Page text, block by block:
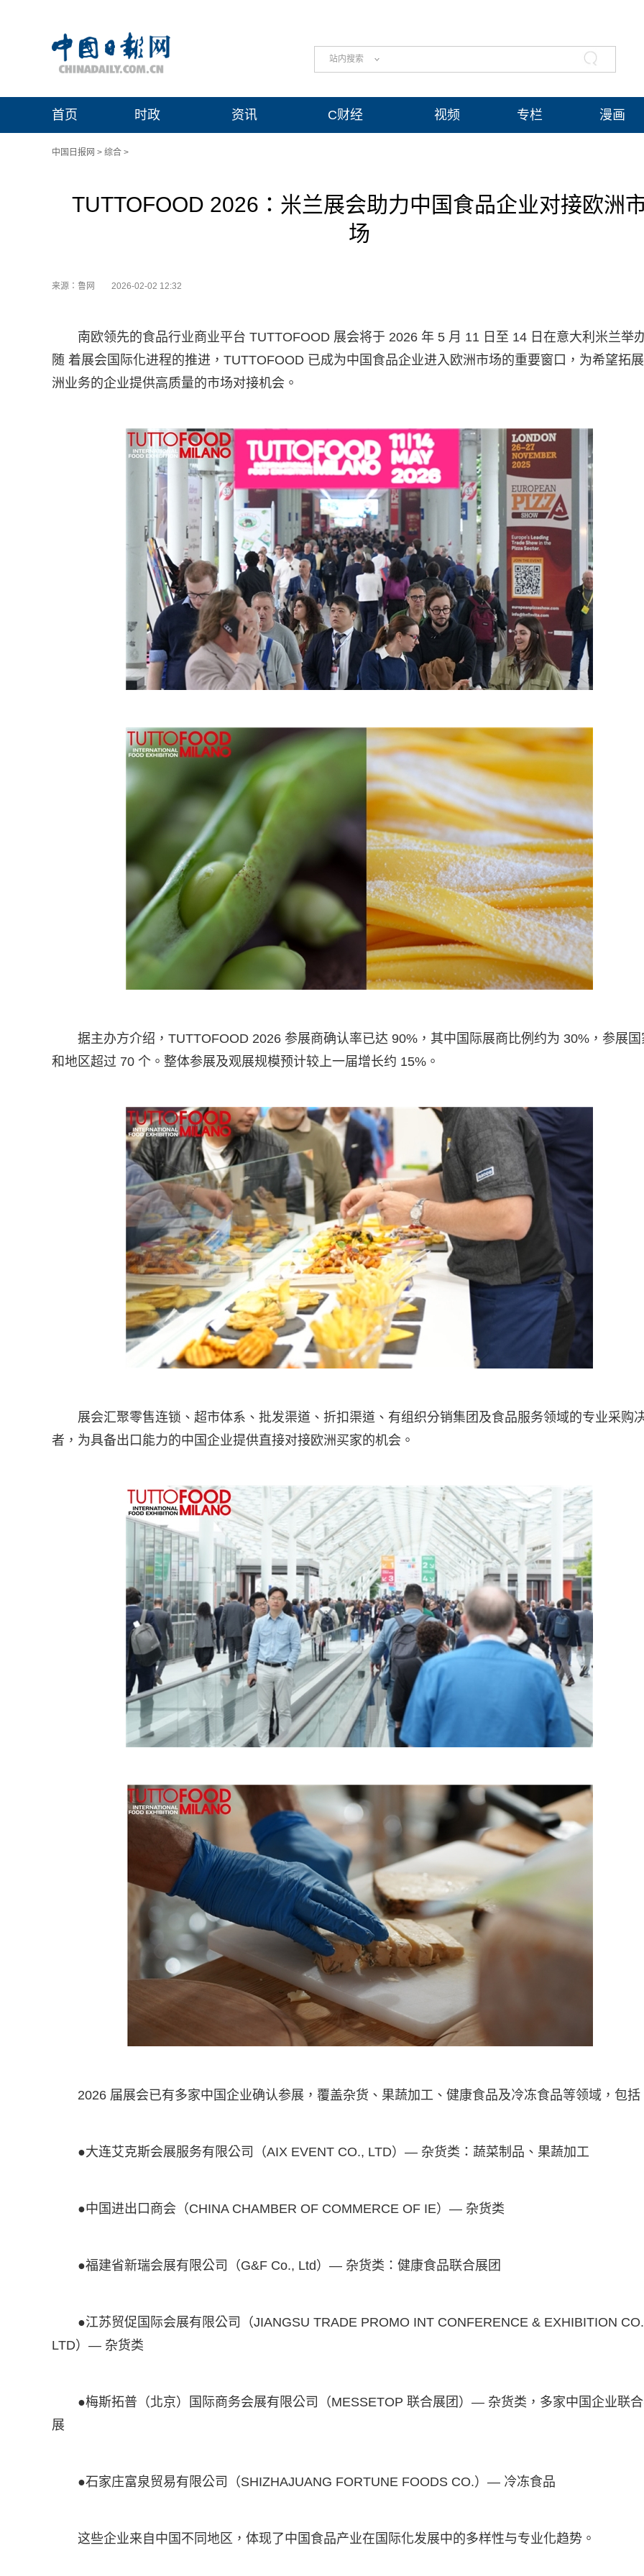
站内搜索
首页 时政 资讯 C财经 视频 专栏 漫画
中国日报网 > 综合 >
TUTTOFOOD 2026：米兰展会助力中国食品企业对接欧洲
场
来源：鲁网 2026-02-02 12:32
南欧领先的食品行业商业平台 TUTTOFOOD 展会将于 2026 年 5 月 11 日至 14 日在意大利米兰举
随 着展会国际化进程的推进，TUTTOFOOD 已成为中国食品企业进入欧洲市场的重要窗口，为希望拓
洲业务的企业提供高质量的市场对接机会。
据主办方介绍，TUTTOFOOD 2026 参展商确认率已达 90%，其中国际展商比例约为 30%，参展国
和地区超过 70 个。整体参展及观展规模预计较上一届增长约 15%。
展会汇聚零售连锁、超市体系、批发渠道、折扣渠道、有组织分销集团及食品服务领域的专业采购
者，为具备出口能力的中国企业提供直接对接欧洲买家的机会。
2026 届展会已有多家中国企业确认参展，覆盖杂货、果蔬加工、健康食品及冷冻食品等领域，包括
●大连艾克斯会展服务有限公司（AIX EVENT CO., LTD）— 杂货类：蔬菜制品、果蔬加工
●中国进出口商会（CHINA CHAMBER OF COMMERCE OF IE）— 杂货类
●福建省新瑞会展有限公司（G&F Co., Ltd）— 杂货类：健康食品联合展团
●江苏贸促国际会展有限公司（JIANGSU TRADE PROMO INT CONFERENCE & EXHIBITION
LTD）— 杂货类
●梅斯拓普（北京）国际商务会展有限公司（MESSETOP 联合展团）— 杂货类，多家中国企业联
展
●石家庄富泉贸易有限公司（SHIZHAJUANG FORTUNE FOODS CO.）— 冷冻食品
这些企业来自中国不同地区，体现了中国食品产业在国际化发展中的多样性与专业化趋势。